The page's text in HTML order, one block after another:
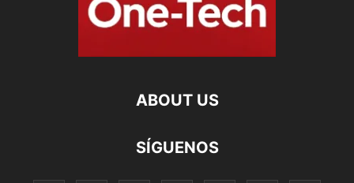
ABOUT US
SÍGUENOS